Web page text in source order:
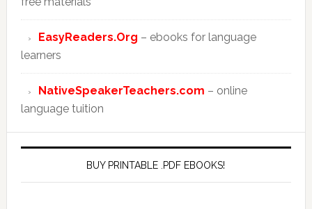
EasyReaders.Org – ebooks for language
learners
NativeSpeakerTeachers.com – online
language tuition
BUY PRINTABLE .PDF EBOOKS!